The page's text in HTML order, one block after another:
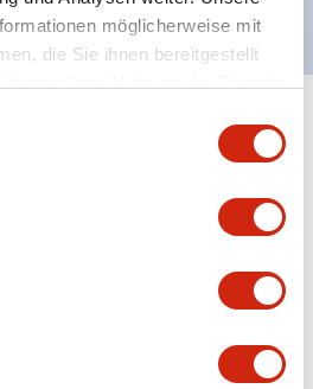
möglicherweise mit
die Sie ihnen bereitgestellt
Alle erweitern+
Specifications